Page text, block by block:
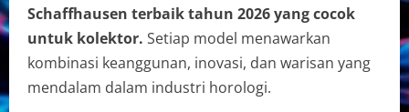
Schaffhausen terbaik tahun 2026 yang cocok
untuk kolektor. Setiap model menawarkan
kombinasi keanggunan, inovasi, dan warisan yang
mendalam dalam industri horologi.